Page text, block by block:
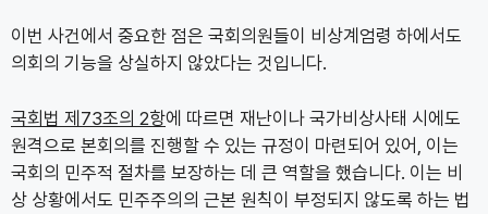
이번 사건에서 중요한 점은 국회의원들이 비상계엄령 하에서도
의회의 기능을 상실하지 않았다는 것입니다.
국회법 제73조의 2항에 따르면 재난이나 국가비상사태 시에도
원격으로 본회의를 진행할 수 있는 규정이 마련되어 있어, 이는
국회의 민주적 절차를 보장하는 데 큰 역할을 했습니다. 이는 비
상 상황에서도 민주주의의 근본 원칙이 부정되지 않도록 하는 법